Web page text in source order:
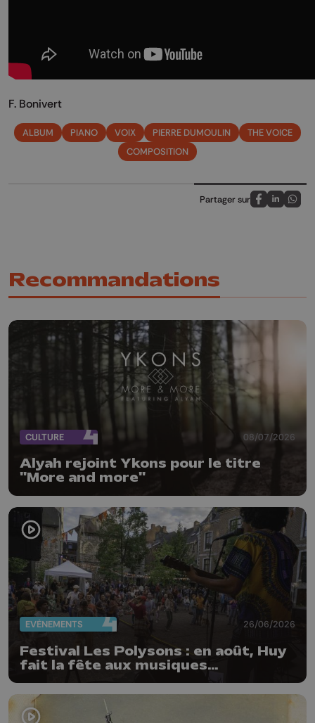
F. Bonivert
ALBUM PIANO VOIX PIERRE DUMOULIN
THE VOICE
COMPOSITION
Partager sur
Partagez sur
Partagez
Recommandations
CULTURE 08/07/2026
Alyah rejoint Ykons pour le titre
"More and more"
EVÈNEMENTS 26/06/2026
Festival Les Polysons : en août, Huy
fait la fête aux musiques
traditionnelles